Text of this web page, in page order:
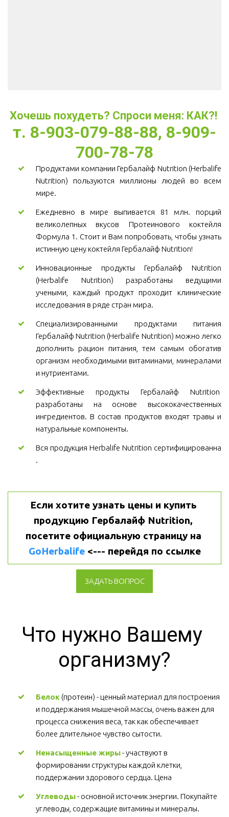
Хочешь похудеть? Спроси меня: КАК?!
т. 8-903-079-88-88, 8-909-
700-78-78
Продуктами компании Гербалайф Nutrition (Herbalife
Nutrition) пользуются миллионы людей во всем
мире.
Ежедневно в мире выпивается 81 млн. порций
великолепных вкусов Протеинового коктейля
Формула 1. Стоит и Вам попробовать, чтобы узнать
истинную цену коктейля Гербалайф Nutrition!
Инновационные продукты Гербалайф Nutrition
(Herbalife Nutrition) разработаны ведущими
учеными, каждый продукт проходит клинические
исследования в ряде стран мира.
Специализированными продуктами питания
Гербалайф Nutrition (Herbalife Nutrition) можно легко
дополнить рацион питания, тем самым обогатив
организм необходимыми витаминами, минералами
и нутриентами.
Эффективные продукты Гербалайф Nutrition
разработаны на основе высококачественных
ингредиентов. В состав продуктов входят травы и
натуральные компоненты.
Вся продукция Herbalife Nutrition сертифицированна
.
Если хотите узнать цены и купить
продукцию Гербалайф Nutrition,
GoHerbalife <--- перейдя по ссылке
ЗАДАТЬ ВОПРОС
Что нужно Вашему
организму?
Белок (протеин) - ценный материал для построения
и поддержания мышечной массы, очень важен для
процесса снижения веса, так как обеспечивает
более длительное чувство сытости.
Ненасыщенные жиры - участвуют в
формировании структуры каждой клетки,
поддержании здорового сердца. Цена
Углеводы - основной источник энергии. Покупайте
углеводы, содержащие витамины и минералы.